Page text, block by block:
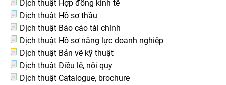
Dịch thuật Hợp đồng kinh tế
Dịch thuật Hồ sơ thầu
Dịch thuật Báo cáo tài chính
Dịch thuật Hồ sơ năng lực doanh nghiệp
Dịch thuật Bản vẽ kỹ thuật
Dịch thuật Điều lệ, nội quy
Dịch thuật Catalogue, brochure